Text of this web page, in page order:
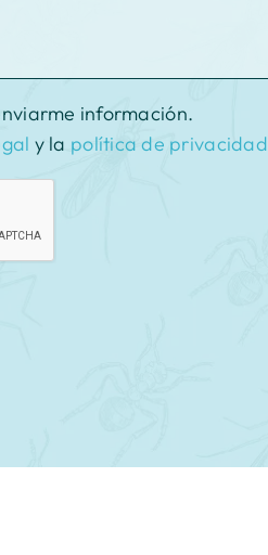
información.
y la política de privacidad